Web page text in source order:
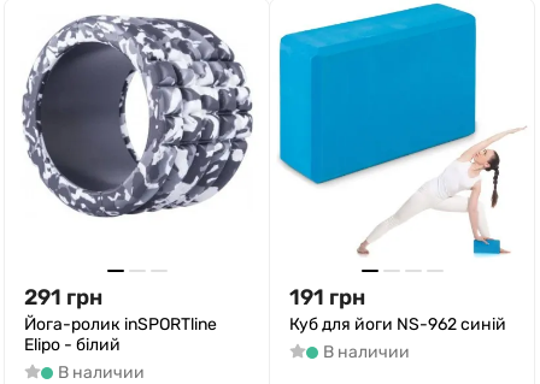
291 грн
Йога-ролик inSPORTline
Elipo - білий
В наличии
191 грн
Куб для йоги NS-962 синій
В наличии